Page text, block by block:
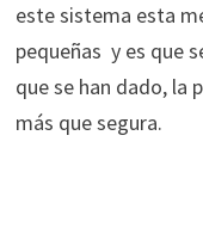
este sistema esta
pequeñas y es que
que se han dado, la
más que segura.